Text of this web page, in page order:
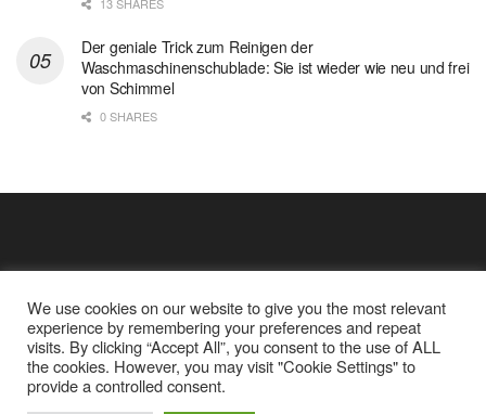
13 SHARES
Der geniale Trick zum Reinigen der
Waschmaschinenschublade: Sie ist wieder wie neu und frei
von Schimmel
0 SHARES
Cookie Policy
Datenschutz
Google Analytics und Cookie Dateien
We use cookies on our website to give you the most relevant
experience by remembering your preferences and repeat
visits. By clicking “Accept All”, you consent to the use of ALL
the cookies. However, you may visit "Cookie Settings" to
provide a controlled consent.